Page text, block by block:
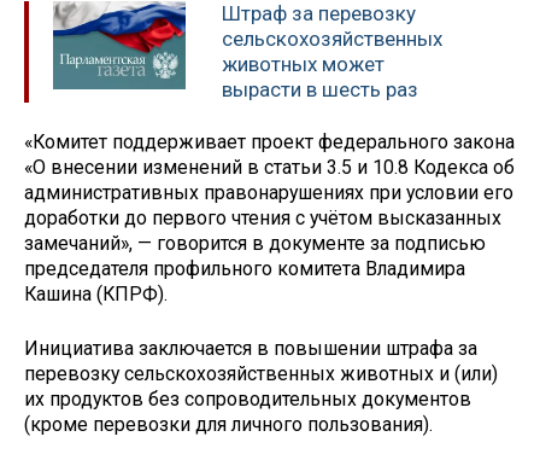
Штраф за перевозку
сельскохозяйственных
животных может
вырасти в шесть раз
«Комитет поддерживает проект федерального закона
«О внесении изменений в статьи 3.5 и 10.8 Кодекса об
административных правонарушениях при условии его
доработки до первого чтения с учётом высказанных
замечаний», — говорится в документе за подписью
председателя профильного комитета Владимира
Кашина (КПРФ).
Инициатива заключается в повышении штрафа за
перевозку сельскохозяйственных животных и (или)
их продуктов без сопроводительных документов
(кроме перевозки для личного пользования).